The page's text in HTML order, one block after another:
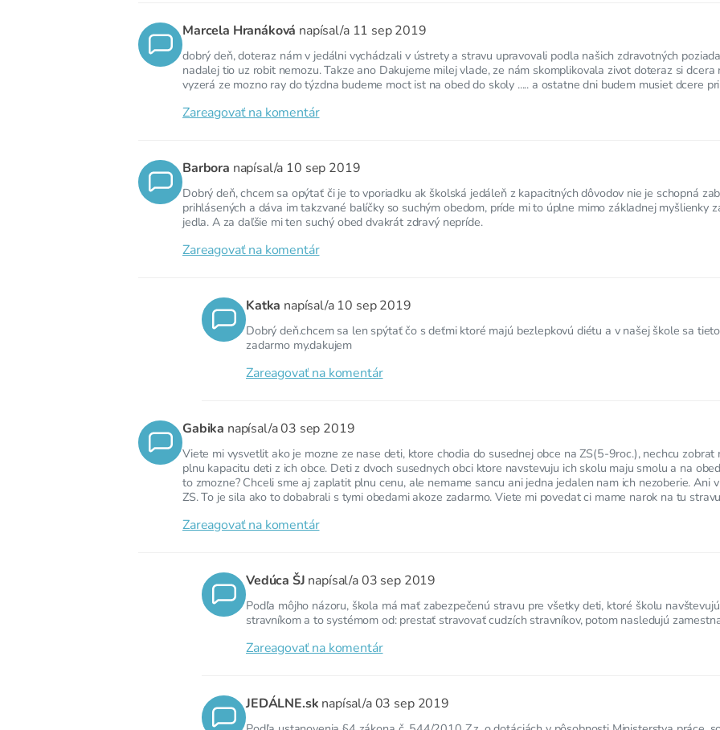
Marcela Hranáková napísal/a 11 sep 2019
dobrý deň, doteraz nám v jedálni vychádzali v ústrety a stravu upravovali podla našich zdravotných
nadalej tio uz robit nemozu. Takze ano Dakujeme milej vlade, ze nám skomplikovala zivot doteraz si
vyzerá ze mozno ray do týzdna budeme moct ist na obed do skoly ..... a ostatne dni budem musiet dcere
Zareagovať na komentár
Barbora napísal/a 10 sep 2019
Dobrý deň, chcem sa opýtať či je to vporiadku ak školská jedáleň z kapacitných dôvodov nie je schopná
prihlásených a dáva im takzvané balíčky so suchým obedom, príde mi to úplne mimo základnej myšlienky
jedla. A za daľšie mi ten suchý obed dvakrát zdravý nepríde.
Zareagovať na komentár
Katka napísal/a 10 sep 2019
Dobrý deň.chcem sa len spýtať čo s deťmi ktoré majú bezlepkovú diétu a v našej škole sa
zadarmo my.dakujem
Zareagovať na komentár
Gabika napísal/a03 sep 2019
Viete mi vysvetlit ako je mozne ze nase deti, ktore chodia do susednej obce na ZS(5-9roc.), nechcu
plnu kapacitu deti z ich obce. Deti z dvoch susednych obci ktore navstevuju ich skolu maju smolu a na
to zmozne? Chceli sme aj zaplatit plnu cenu, ale nemame sancu ani jedna jedalen nam ich nezoberie. Ani
ZS. To je sila ako to dobabrali s tymi obedami akoze zadarmo. Viete mi povedat ci mame narok na tu
Zareagovať na komentár
Vedúca ŠJ napísal/a03 sep 2019
Podľa môjho názoru, škola má mať zabezpečenú stravu pre všetky deti, ktoré školu
stravníkom a to systémom od: prestať stravovať cudzích stravníkov, potom nasledujú
Zareagovať na komentár
JEDÁLNE.sk napísal/a03 sep 2019